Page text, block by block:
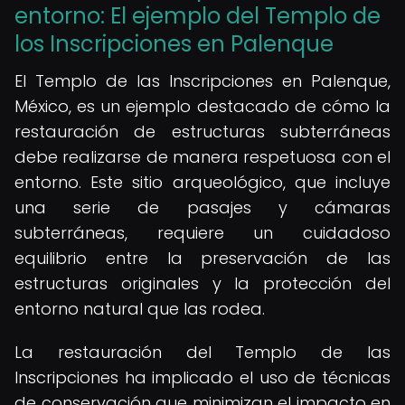
entorno: El ejemplo del Templo de
los Inscripciones en Palenque
El Templo de las Inscripciones en Palenque,
México, es un ejemplo destacado de cómo la
restauración de estructuras subterráneas
debe realizarse de manera respetuosa con el
entorno. Este sitio arqueológico, que incluye
una serie de pasajes y cámaras
subterráneas, requiere un cuidadoso
equilibrio entre la preservación de las
estructuras originales y la protección del
entorno natural que las rodea.
La restauración del Templo de las
Inscripciones ha implicado el uso de técnicas